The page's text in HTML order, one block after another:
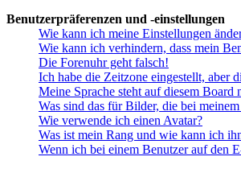
Benutzerpräferenzen und -einstellungen
Wie kann ich meine Einstellungen
Wie kann ich verhindern, dass mein
Die Forenuhr geht falsch!
Ich habe die Zeitzone eingestellt, aber
Meine Sprache steht auf diesem Board
Was sind das für Bilder, die bei
Wie verwende ich einen Avatar?
Was ist mein Rang und wie kann ich
Wenn ich bei einem Benutzer auf den